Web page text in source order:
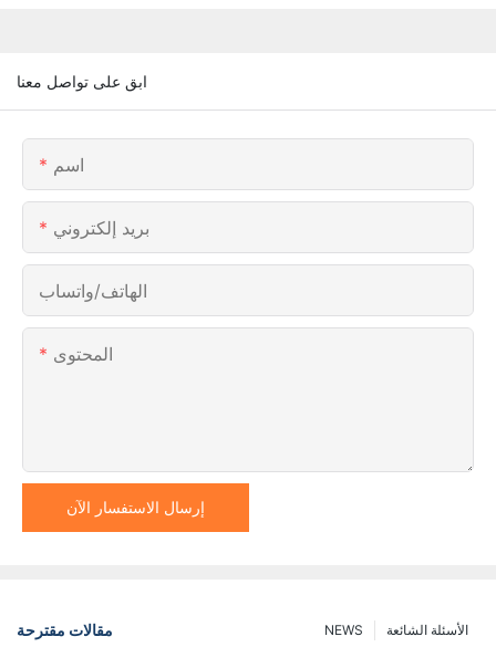
ابق على تواصل معنا
اسم
بريد إلكتروني
الهاتف/واتساب
المحتوى
إرسال الاستفسار الآن
مقالات مقترحة الأسئلة الشائعة NEWS